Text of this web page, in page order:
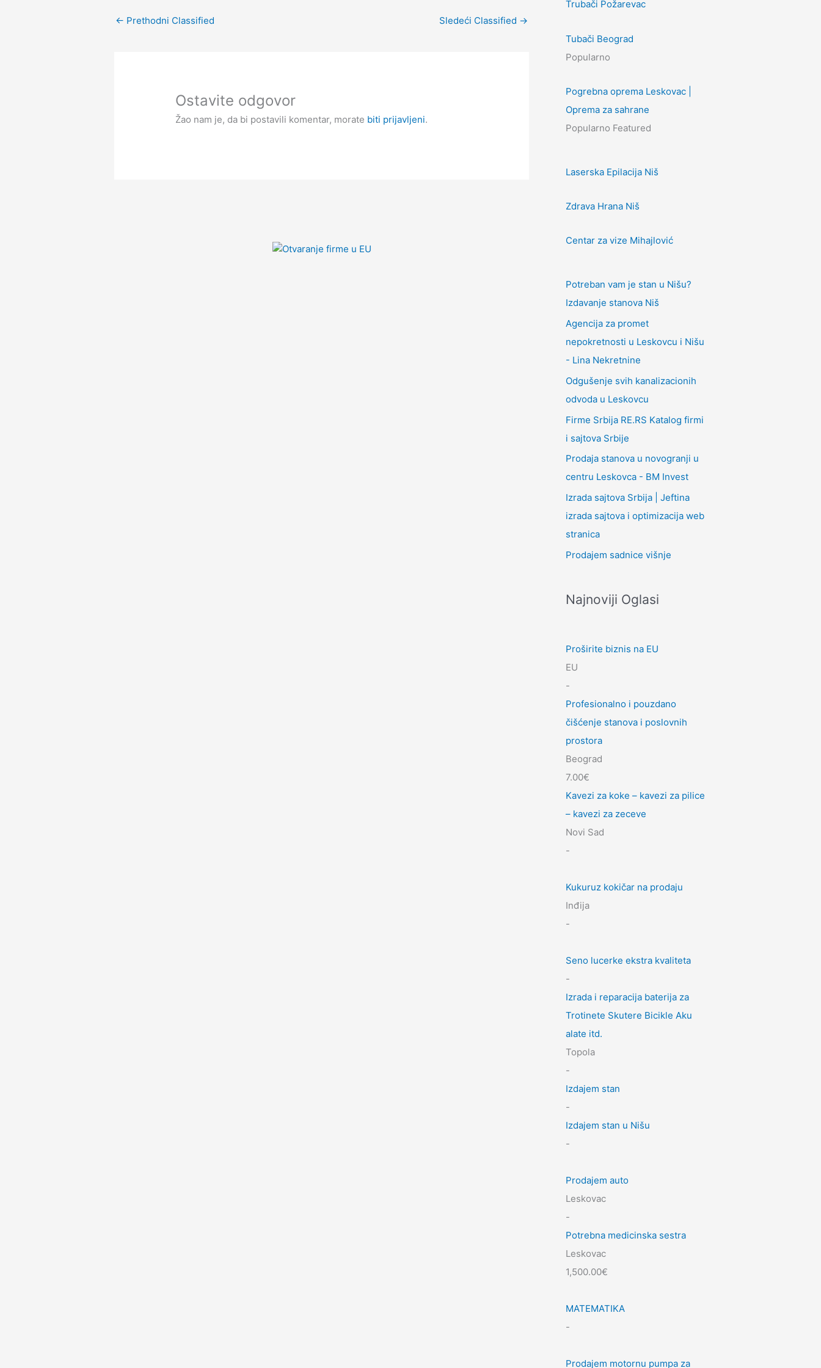
← Prethodni Classified Sledeći Classified →
Ostavite odgovor
Žao nam je, da bi postavili komentar, morate biti prijavljeni.
Trubači Požarevac
Tubači Beograd
Popularno
Pogrebna oprema Leskovac |
Oprema za sahrane
Popularno Featured
Laserska Epilacija Niš
Zdrava Hrana Niš
Centar za vize Mihajlović
Potreban vam je stan u Nišu?
Izdavanje stanova Niš
Agencija za promet
nepokretnosti u Leskovcu i Nišu
- Lina Nekretnine
Odgušenje svih kanalizacionih
odvoda u Leskovcu
Firme Srbija RE.RS Katalog firmi
i sajtova Srbije
Prodaja stanova u novogranji u
centru Leskovca - BM Invest
Izrada sajtova Srbija | Jeftina
izrada sajtova i optimizacija web
stranica
Prodajem sadnice višnje
Najnoviji Oglasi
Proširite biznis na EU
EU
-
Profesionalno i pouzdano
čišćenje stanova i poslovnih
prostora
Beograd
7.00€
Kavezi za koke – kavezi za pilice
– kavezi za zeceve
Novi Sad
-
Kukuruz kokičar na prodaju
Inđija
-
Seno lucerke ekstra kvaliteta
-
Izrada i reparacija baterija za
Trotinete Skutere Bicikle Aku
alate itd.
Topola
-
Izdajem stan
-
Izdajem stan u Nišu
-
Prodajem auto
Leskovac
-
Potrebna medicinska sestra
Leskovac
1,500.00€
MATEMATIKA
-
Prodajem motornu pumpa za